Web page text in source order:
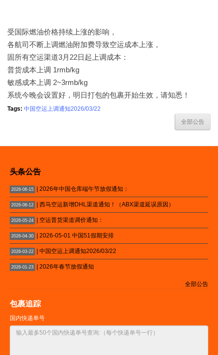
受国际燃油价格持续上涨的影响，
各航司不断上调燃油附加费导致空运成本上涨，
固所有空运渠道3月22日起上调成本：
普货成本上调 1rmb/kg
敏感成本上调 2~3rmb/kg
系统今晚会设置好，明日打包的包裹开始生效，请知悉！
Tags: 中国空运上调通知2026/03/22
全部公告
头条公告
2026-06-15 | 2026年中国仓库端午节放假通知：
2026-06-12 | 西马空运新增DHL渠道通知！（ABX渠道延误原因）
2026-05-24 | 空运普货渠道调价通知：
2026-04-30 | 2026-05-01 中国51假期安排
2026-03-22 | 中国空运上调通知2026/03/22
2026-01-23 | 2026年春节放假通知
全部公告
包裹追踪
国内快递单号